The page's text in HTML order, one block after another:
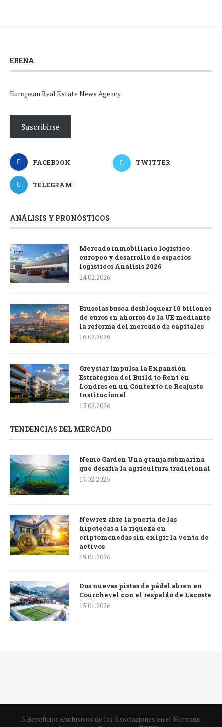
ERENA
European Real Estate News Agency
Suscribirse
FACEBOOK TWITTER
TELEGRAM
ANÁLISIS Y PRONÓSTICOS
Mercado inmobiliario logístico
europeo y desarrollo de espacios
logísticos Análisis 2026
24.02.2026
Bruselas busca desbloquear 10 billones
de euros en ahorros de la UE mediante
la reforma del mercado de capitales
16.02.2026
Greystar Impulsa la Expansión
Estratégica del Build to Rent en
Londres en un Contexto de Reajuste
Institucional
13.02.2026
TENDENCIAS DEL MERCADO
Nemo Garden Una granja submarina
que desafía la agricultura tradicional
17.02.2026
Newrez abre la puerta de las
hipotecas a la riqueza en
criptomonedas sin exigir la venta de
activos
19.01.2026
Dos nuevas pistas de pádel abren en
Courchevel con el respaldo de Lacoste
15.01.2026
5 Beneficios Exclusivos de las Asociaciones en el Mercado